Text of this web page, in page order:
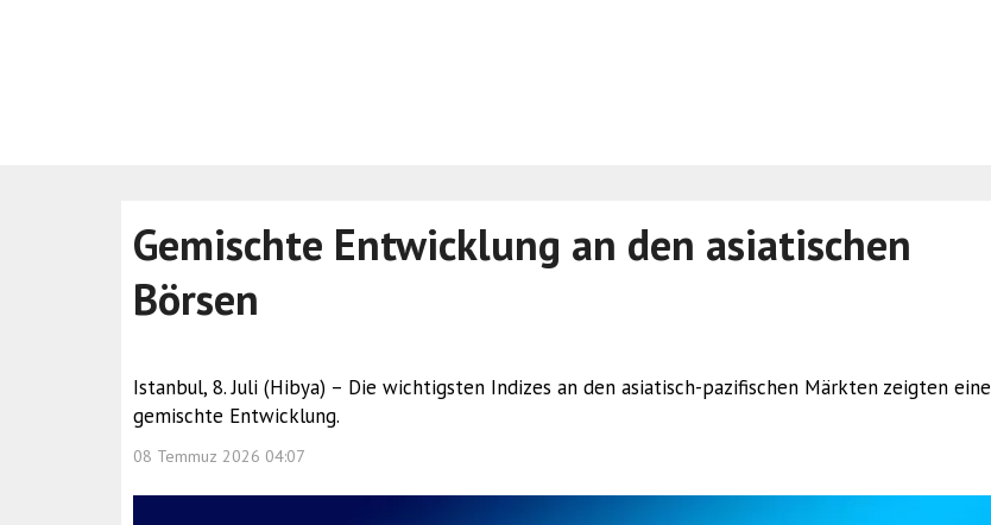
Gemischte Entwicklung an den asiatischen
Börsen
Istanbul, 8. Juli (Hibya) – Die wichtigsten Indizes an den asiatisch-pazifischen Märkten zeigten eine
gemischte Entwicklung.
08 Temmuz 2026 04:07